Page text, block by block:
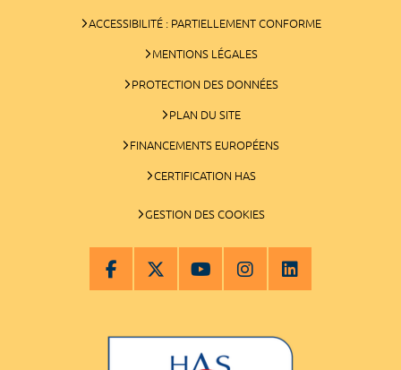
ACCESSIBILITÉ : PARTIELLEMENT CONFORME
MENTIONS LÉGALES
PROTECTION DES DONNÉES
PLAN DU SITE
FINANCEMENTS EUROPÉENS
CERTIFICATION HAS
GESTION DES COOKIES